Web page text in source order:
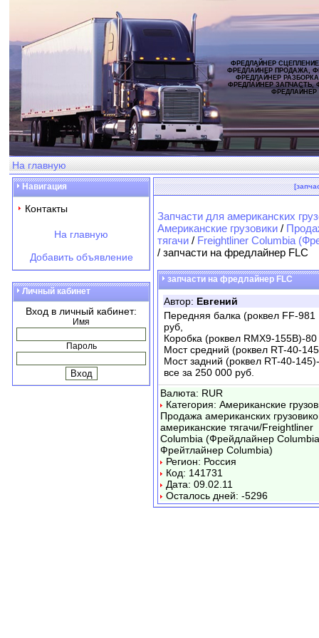
ФРЕДЛАЙНЕР
ФРЕДЛАЙНЕР ПРОДАЖА,
ФРЕДЛАЙНЕР
ФРЕДЛАЙНЕР ЗАПЧАСТЬ,
ФРЕДЛАЙНЕР
На главную
Навигация
Контакты
На главную
Добавить объявление
Личный кабинет
Вход в личный кабинет:
Имя
Пароль
Запчасти для американских
Американские грузовики /
тягачи / Freightliner Columbia
/ запчасти на фредлайнер FLC
запчасти на фредлайнер FLC
Автор: Евгений
Передняя балка (роквел FF-
руб,
Коробка (роквел RMX9-155В)-
Мост средний (роквел RT-40-
Мост задний (роквел RT-40-
все за 250 000 руб.
Валюта: RUR
Категория: Американские
Продажа американских
американские тягачи/Freightliner
Columbia (Фрейдлайнер
Фрейтлайнер Columbia)
Регион: Россия
Код: 141731
Дата: 09.02.11
Осталось дней: -5296